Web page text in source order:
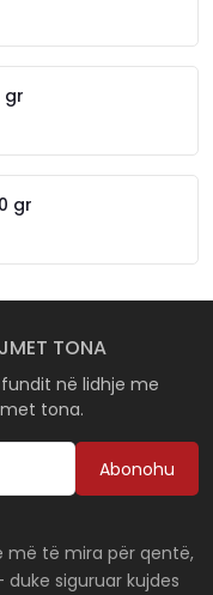
gr
gr
më të mira për qentë,
siguruar kujdes
TONA
në lidhje me
tona.
Abonohu